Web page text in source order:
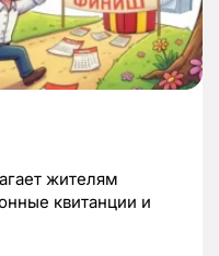
жителям
квитанции и